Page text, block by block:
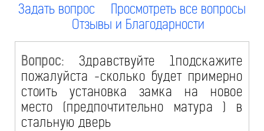
Задать вопрос
Просмотреть все вопросы
Отзывы и Благодарности
Вопрос: Здравствуйте 1подскажите
пожалуйста -сколько будет примерно
стоить установка замка на новое
место (предпочтительно матура ) в
стальную дверь